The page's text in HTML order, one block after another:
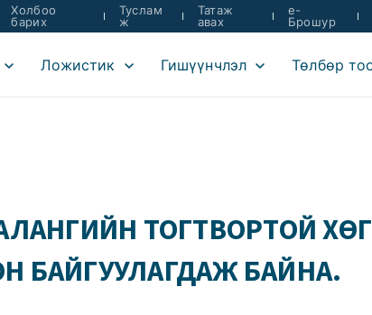
Холбоо
барих
Туслам
ж
Татаж
авах
e-
Брошур
Ложистик Гишүүнчлэл Төлбөр
ТОГТВОРТОЙ
БАЙГУУЛАГДАЖ БАЙНА.